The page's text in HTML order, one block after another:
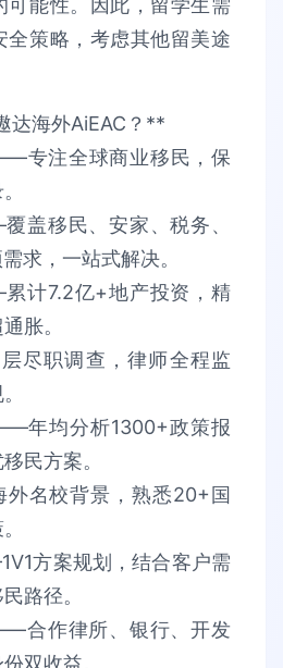
可能性。因此，留学生需
全策略，考虑其他留美途
达海外AiEAC？**​​
专注全球商业移民，保
盖移民、安家、税务、
求，​​一站式解决​​。​​
计​​7.2亿+​​地产投资，精
胀​​。​​
尽职调查，律师全程监
年均分析​​1300+政策报
民方案。​​
名校背景，熟悉​​20+国
方案规划，结合客户需
路径。​​
合作律所、银行、开发
双收益​​。